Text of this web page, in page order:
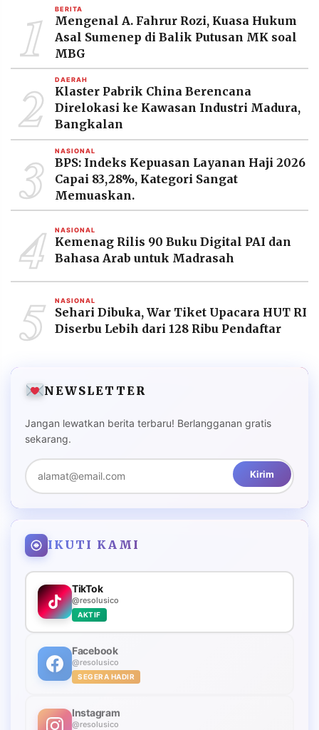
1 BERITA
Mengenal A. Fahrur Rozi, Kuasa Hukum
Asal Sumenep di Balik Putusan MK soal
MBG
2 DAERAH
Klaster Pabrik China Berencana
Direlokasi ke Kawasan Industri Madura,
Bangkalan
3 NASIONAL
BPS: Indeks Kepuasan Layanan Haji 2026
Capai 83,28%, Kategori Sangat
Memuaskan.
4 NASIONAL
Kemenag Rilis 90 Buku Digital PAI dan
Bahasa Arab untuk Madrasah
5 NASIONAL
Sehari Dibuka, War Tiket Upacara HUT RI
Diserbu Lebih dari 128 Ribu Pendaftar
NEWSLETTER
Jangan lewatkan berita terbaru! Berlangganan gratis
sekarang.
Kirim
IKUTI KAMI
TikTok
@resolusico
AKTIF
Facebook
@resolusico
SEGERA HADIR
Instagram
@resolusico